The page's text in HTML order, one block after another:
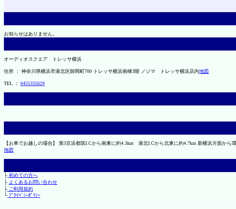
お知らせはありません。
オーディオスクエア トレッサ横浜
住所 ： 神奈川県横浜市港北区師岡町700 トレッサ横浜南棟3階 ノジマ トレッサ横浜店内地図
TEL ： 0455335629
【お車でお越しの場合】 第3京浜都筑I.Cから南東に約4.3km 港北I.Cから北東に約4.7km 新横浜方面か
地図
├初めての方へ
├ よくあるお問い合わせ
├ご利用規約
└ﾌﾟﾗｲﾊﾞｼｰﾎﾟﾘｼｰ